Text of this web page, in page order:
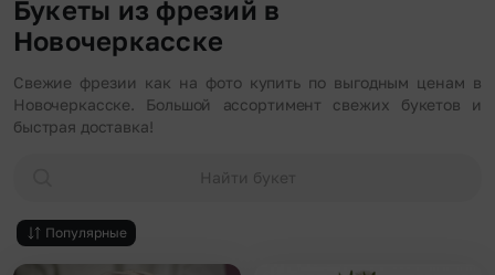
Букеты из фрезий в
Новочеркасске
Свежие фрезии как на фото купить по выгодным ценам в
Новочеркасске. Большой ассортимент свежих букетов и
быстрая доставка!
Найти букет
Популярные